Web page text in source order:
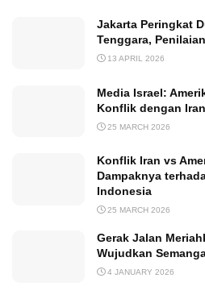
Jakarta Peringkat
Tenggara,
13 APRIL 2026
Media Israel:
Konflik dengan
25 MARCH 2026
Konflik Iran vs
Dampaknya
Indonesia
25 MARCH 2026
Gerak Jalan
Wujudkan
4 JANUARY 2026